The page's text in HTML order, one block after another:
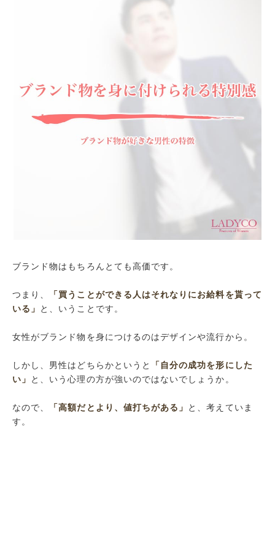
ブランド物はもちろんとても高価です。
つまり、
「買うことができる人はそれなりにお給料を貰って
いる」
と、いうことです。
女性がブランド物を身につけるのはデザインや流行から。
しかし、男性はどちらかというと
「自分の成功を形にした
い」
と、いう心理の方が強いのではないでしょうか。
なので、 「高額だとより、値打ちがある」
と、考えていま
す。